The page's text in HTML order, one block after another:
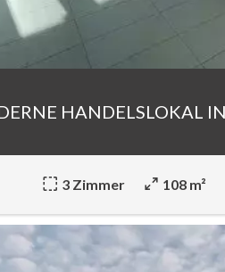
HANDELSLOKAL
3 Zimmer 108 m²